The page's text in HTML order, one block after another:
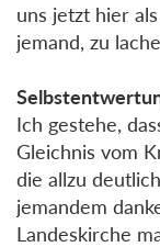
uns jetzt hier
jemand, zu
Ich gestehe,
Gleichnis vom
die allzu
jemandem
Landeskirche